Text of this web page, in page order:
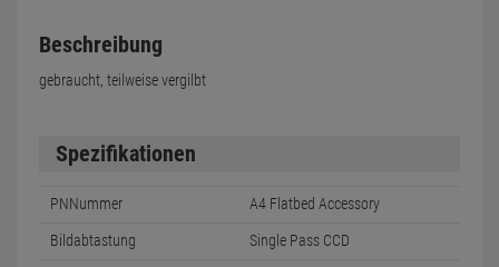
Beschreibung
gebraucht, teilweise vergilbt
Spezifikationen
PNNummer A4 Flatbed Accessory
Bildabtastung Single Pass CCD